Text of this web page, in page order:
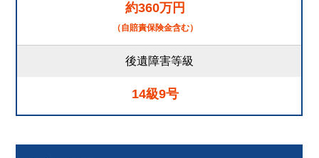
約360万円
（自賠責保険金含む）
後遺障害等級
14級9号